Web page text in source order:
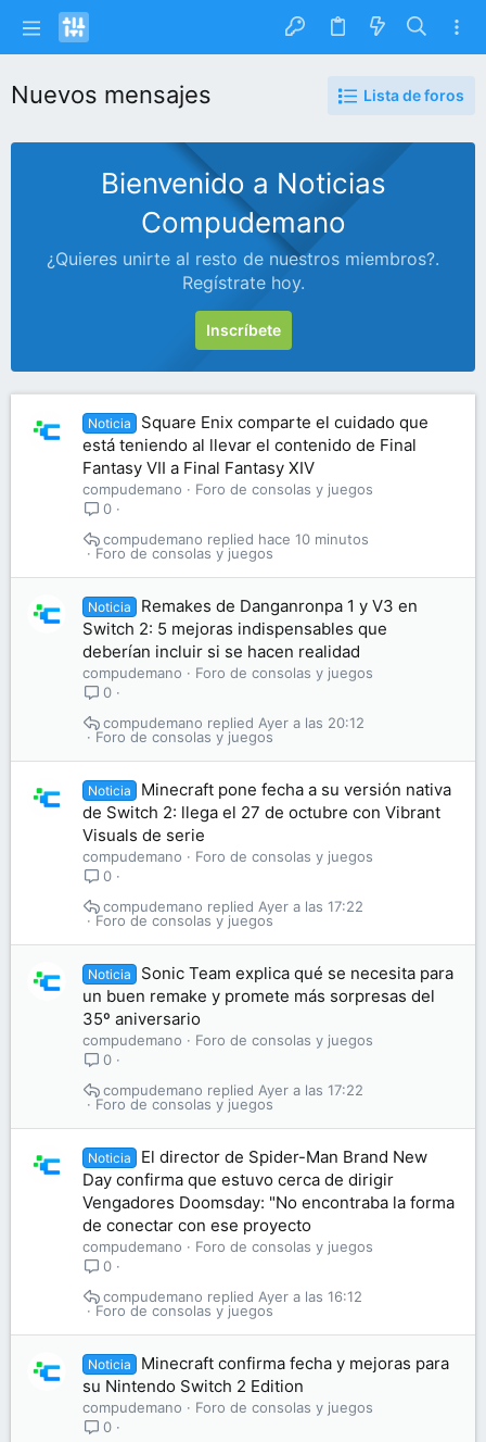
Nuevos mensajes Lista de foros
Bienvenido a Noticias
Compudemano
¿Quieres unirte al resto de nuestros miembros?.
Regístrate hoy.
Inscríbete
Noticia
Square Enix comparte el cuidado que
está teniendo al llevar el contenido de Final
Fantasy VII a Final Fantasy XIV
compudemano
Foro de consolas y juegos
0
Foro de consolas y juegos
hace 10 minutos
compudemano
Noticia
Remakes de Danganronpa 1 y V3 en
Switch 2: 5 mejoras indispensables que
deberían incluir si se hacen realidad
compudemano
Foro de consolas y juegos
0
Foro de consolas y juegos
Ayer a las 20:12
compudemano
Noticia
Minecraft pone fecha a su versión nativa
de Switch 2: llega el 27 de octubre con Vibrant
Visuals de serie
compudemano
Foro de consolas y juegos
0
Foro de consolas y juegos
Ayer a las 17:22
compudemano
Noticia
Sonic Team explica qué se necesita para
un buen remake y promete más sorpresas del
35º aniversario
compudemano
Foro de consolas y juegos
0
Foro de consolas y juegos
Ayer a las 17:22
compudemano
Noticia
El director de Spider-Man Brand New
Day confirma que estuvo cerca de dirigir
Vengadores Doomsday: "No encontraba la forma
de conectar con ese proyecto
compudemano
Foro de consolas y juegos
0
Foro de consolas y juegos
Ayer a las 16:12
compudemano
Noticia
Minecraft confirma fecha y mejoras para
su Nintendo Switch 2 Edition
compudemano
Foro de consolas y juegos
0